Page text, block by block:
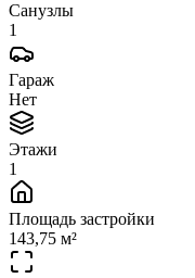
Санузлы
1
Гараж
Нет
Этажи
1
Площадь застройки
143,75 м²